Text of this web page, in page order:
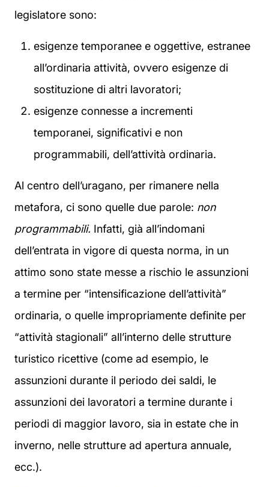
legislatore sono:
esigenze temporanee e oggettive, estranee
all’ordinaria attività, ovvero esigenze di
sostituzione di altri lavoratori;
esigenze connesse a incrementi
temporanei, significativi e non
programmabili, dell’attività ordinaria.
Al centro dell’uragano, per rimanere nella
metafora, ci sono quelle due parole: non
programmabili. Infatti, già all’indomani
dell’entrata in vigore di questa norma, in un
attimo sono state messe a rischio le assunzioni
a termine per “intensificazione dell’attività”
ordinaria, o quelle impropriamente definite per
“attività stagionali” all’interno delle strutture
turistico ricettive (come ad esempio, le
assunzioni durante il periodo dei saldi, le
assunzioni dei lavoratori a termine durante i
periodi di maggior lavoro, sia in estate che in
inverno, nelle strutture ad apertura annuale,
ecc.).